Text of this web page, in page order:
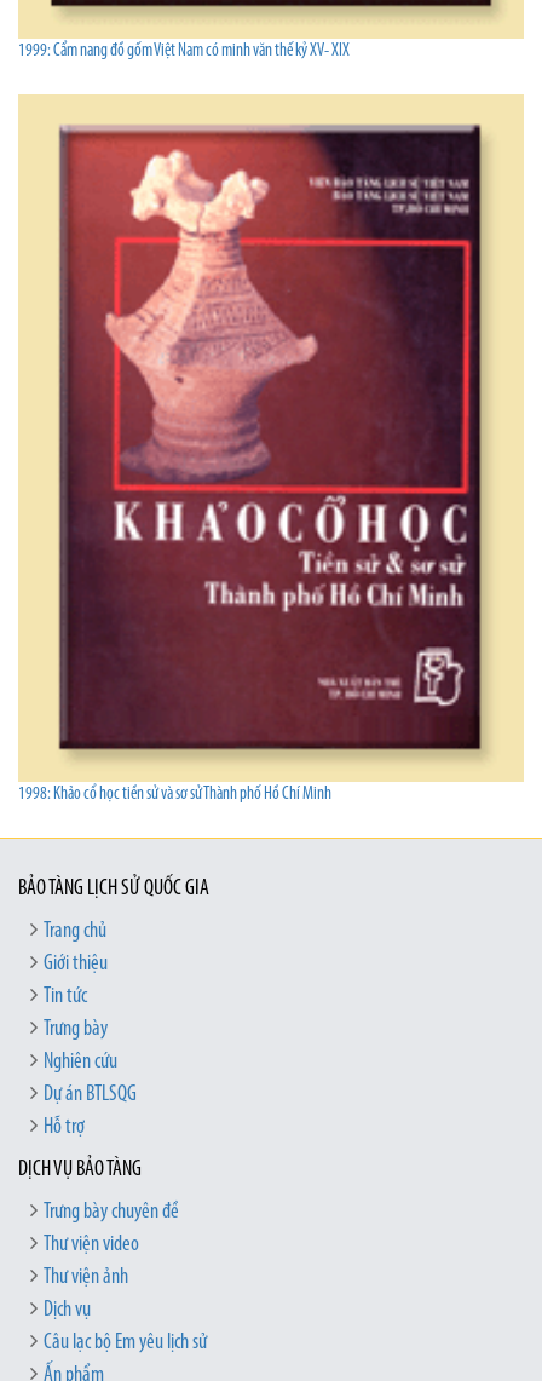
1999: Cẩm nang đồ gốm Việt Nam có minh văn thế kỷ XV- XIX
1998: Khảo cổ học tiền sử và sơ sử Thành phố Hồ Chí Minh
BẢO TÀNG LỊCH SỬ QUỐC GIA
Trang chủ
Giới thiệu
Tin tức
Trưng bày
Nghiên cứu
Dự án BTLSQG
Hỗ trợ
DỊCH VỤ BẢO TÀNG
Trưng bày chuyên đề
Thư viện video
Thư viện ảnh
Dịch vụ
Câu lạc bộ Em yêu lịch sử
Ấn phẩm